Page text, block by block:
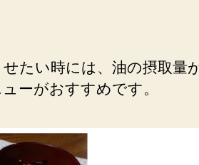
たい時には、油の摂取量
ーがおすすめです。